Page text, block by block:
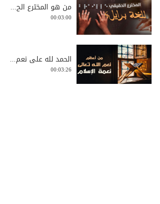
من هو المخترع الح...
00:03:00
الحمد لله على نعم...
00:03:26